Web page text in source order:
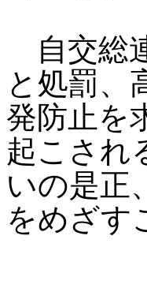
自交総
と処罰、
発防止を
起こされ
いの是正
をめざす